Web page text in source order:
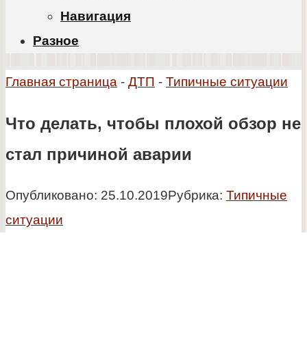
Навигация
Разное
Главная страница - ДТП - Типичные ситуации
Что делать, чтобы плохой обзор не
стал причиной аварии
Опубликовано: 25.10.2019Рубрика: Типичные
ситуации